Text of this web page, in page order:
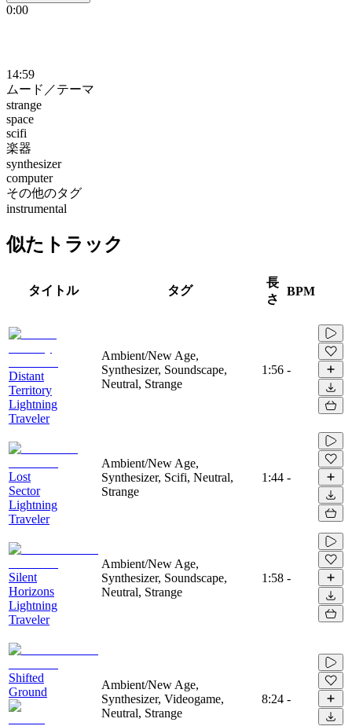
0:00
14:59
ムード／テーマ
strange
space
scifi
楽器
synthesizer
computer
その他のタグ
instrumental
似たトラック
タイトル タグ
長
さ
BPM
Distant
Territory
Lightning
Traveler
Ambient/New Age,
Synthesizer, Soundscape,
Neutral, Strange
1:56 -
Lost
Sector
Lightning
Traveler
Ambient/New Age,
Synthesizer, Scifi, Neutral,
Strange
1:44 -
Silent
Horizons
Lightning
Traveler
Ambient/New Age,
Synthesizer, Soundscape,
Neutral, Strange
1:58 -
Shifted
Ground
Ambient/New Age,
Synthesizer, Videogame,
Neutral, Strange
8:24 -